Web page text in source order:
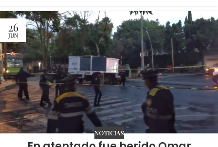
26
JUN
NOTICIAS